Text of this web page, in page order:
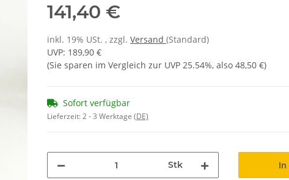
141,40 €
inkl. 19% USt. , zzgl. Versand (Standard)
UVP: 189,90 €
(Sie sparen im Vergleich zur UVP 25.54%, also 48,50 €)
Sofort verfügbar
Lieferzeit:2 - 3 Werktage (DE)
Stk In